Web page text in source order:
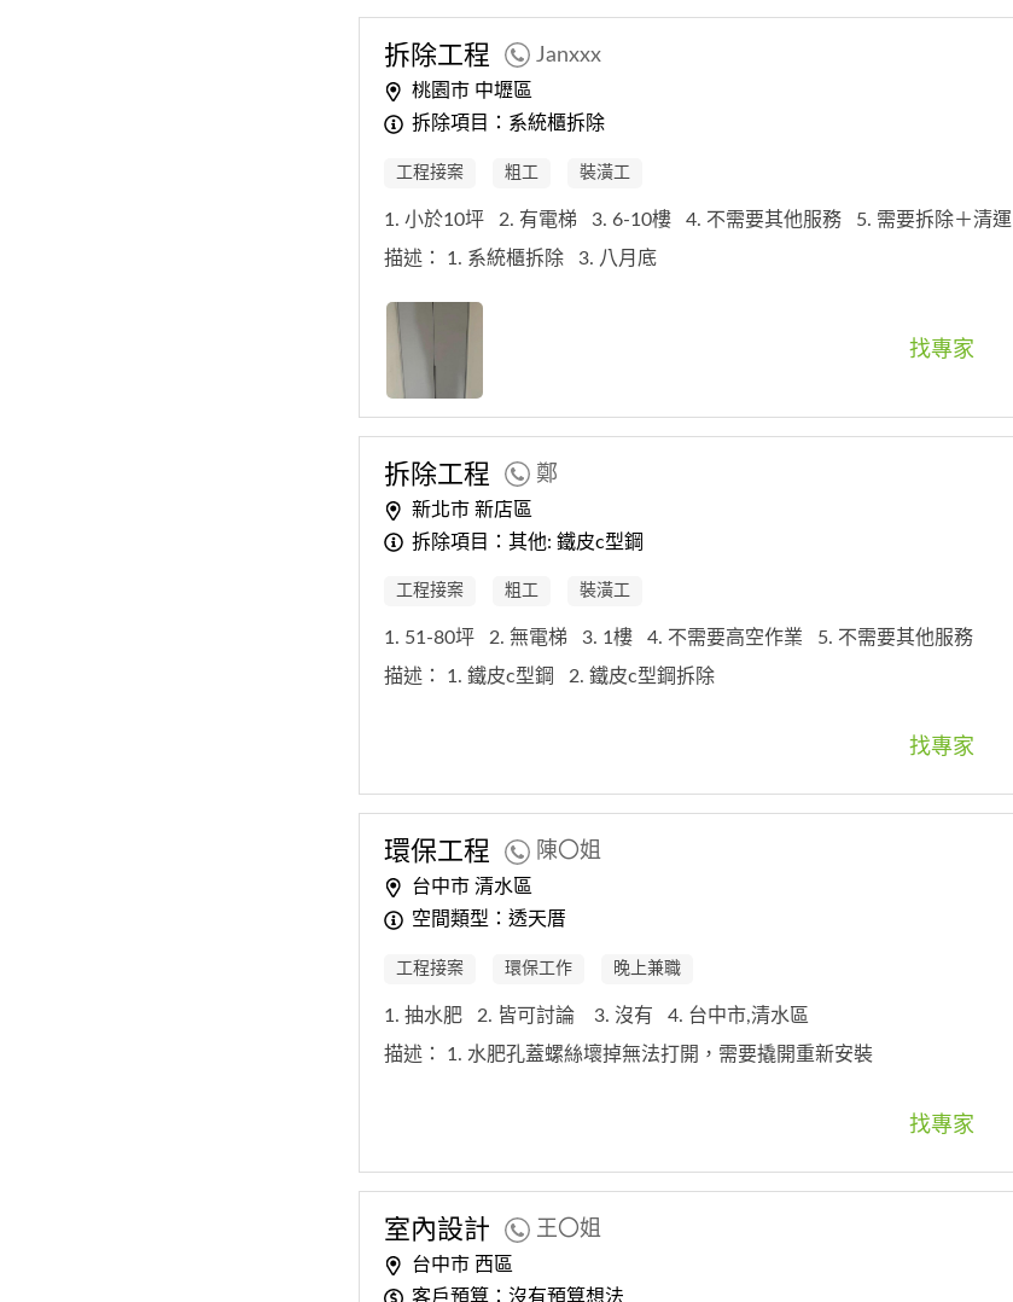
拆除工程 Janxxx
桃園市 中壢區
拆除項目：系統櫃拆除
工程接案 粗工 裝潢工
1. 小於10坪 2. 有電梯 3. 6-10樓 4. 不需要其他服務
5. 需要拆除＋清運
描述： 1. 系統櫃拆除 3. 八月底
找專家
拆除工程 鄭
新北市 新店區
拆除項目：其他: 鐵皮c型鋼
工程接案 粗工 裝潢工
1. 51-80坪 2. 無電梯 3. 1樓 4. 不需要高空作業
5. 不需要其他服務
描述： 1. 鐵皮c型鋼 2. 鐵皮c型鋼拆除
找專家
環保工程 陳〇姐
台中市 清水區
空間類型：透天厝
工程接案 環保工作 晚上兼職
1. 抽水肥 2. 皆可討論 3. 沒有
4. 台中市,清水區
描述： 1. 水肥孔蓋螺絲壞掉無法打開，需要撬開重新安裝
找專家
室內設計 王〇姐
台中市 西區
客戶預算：沒有預算想法